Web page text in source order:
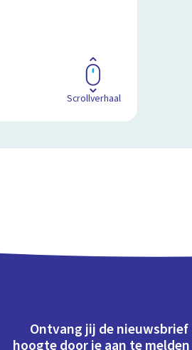
Scrollverhaal
Ontvang jij de nieuwsbrief
hoogte door je aan te